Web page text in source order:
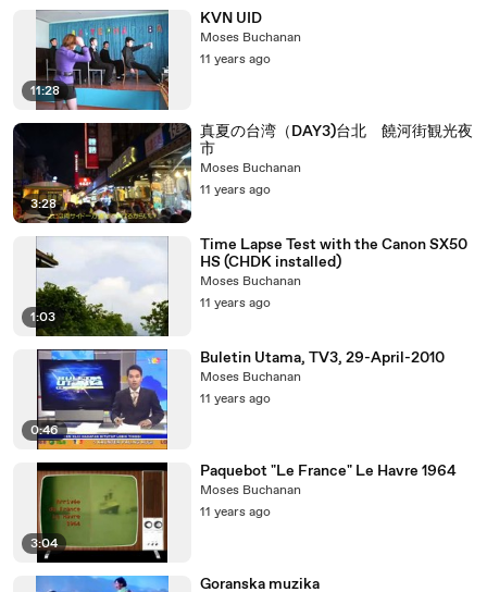
11:28
KVN UID
Moses Buchanan
11 years ago
3:28
真夏の台湾（DAY3)台北 饒河街観光夜
市
Moses Buchanan
11 years ago
1:03
Time Lapse Test with the Canon SX50
HS (CHDK installed)
Moses Buchanan
11 years ago
0:46
Buletin Utama, TV3, 29-April-2010
Moses Buchanan
11 years ago
3:04
Paquebot "Le France" Le Havre 1964
Moses Buchanan
11 years ago
Goranska muzika